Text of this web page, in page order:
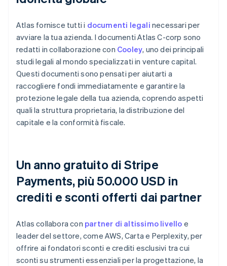
Atlas fornisce tutti i documenti legali necessari per
avviare la tua azienda. I documenti Atlas C-corp sono
redatti in collaborazione con Cooley, uno dei principali
studi legali al mondo specializzati in venture capital.
Questi documenti sono pensati per aiutarti a
raccogliere fondi immediatamente e garantire la
protezione legale della tua azienda, coprendo aspetti
quali la struttura proprietaria, la distribuzione del
capitale e la conformità fiscale.
Un anno gratuito di Stripe
Payments, più 50.000 USD in
crediti e sconti offerti dai partner
Atlas collabora con partner di altissimo livello e
leader del settore, come AWS, Carta e Perplexity, per
offrire ai fondatori sconti e crediti esclusivi tra cui
sconti su strumenti essenziali per la progettazione, la